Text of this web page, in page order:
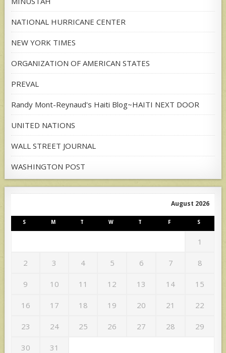
NATIONAL HURRICANE CENTER
NEW YORK TIMES
ORGANIZATION OF AMERICAN STATES
PREVAL
Randy Mont-Reynaud's Haiti Blog~HAITI NEXT DOOR
UNITED NATIONS
WALL STREET JOURNAL
WASHINGTON POST
August 2026
S M T W T F S
1
2 3 4 5 6 7 8
9 10 11 12 13 14 15
16 17 18 19 20 21 22
23 24 25 26 27 28 29
30 31